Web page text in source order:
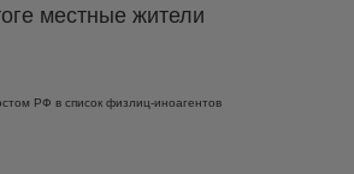
местные жители
РФ в список физлиц-иноагентов